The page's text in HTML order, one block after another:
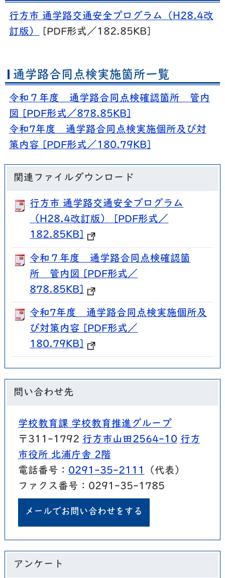
行方市 通学路交通安全プログラム（H28.4改
訂版）
[PDF形式／182.85KB]
通学路合同点検実施箇所一覧
令和７年度 通学路合同点検確認箇所 管内
図 [PDF形式／878.85KB]
令和7年度 通学路合同点検実施個所及び対
策内容 [PDF形式／180.79KB]
関連ファイルダウンロード
行方市 通学路交通安全プログラム
（H28.4改訂版） [PDF形式／
182.85KB]
令和７年度 通学路合同点検確認箇
所 管内図 [PDF形式／
878.85KB]
令和7年度 通学路合同点検実施個所及
び対策内容 [PDF形式／
180.79KB]
問い合わせ先
学校教育課 学校教育推進グループ
〒311-1792 行方市山田2564-10 行方
市役所 北浦庁舎 2階
電話番号： 0291-35-2111
（代表）
ファクス番号：0291-35-1785
メールでお問い合わせをする
アンケート